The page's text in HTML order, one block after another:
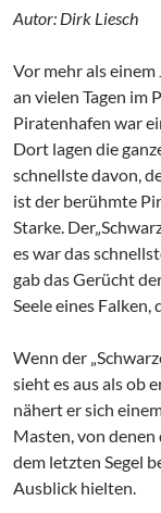
Autor: Dirk Liesch
Vor mehr als einem
an vielen Tagen im
Piratenhafen war
Dort lagen die
schnellste davon,
ist der berühmte
Starke.
es war das
gab das Gerücht
Seele eines
Wenn der
sieht es aus als ob
nähert er sich
Masten, von
dem letzten Segel
Ausblick hielten.